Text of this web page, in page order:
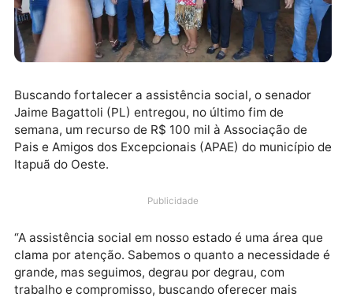
Buscando fortalecer a assistência social, o senador
semana, um recurso de R$ 100 mil à Associação de
Itapuã do Oeste.
Publicidade